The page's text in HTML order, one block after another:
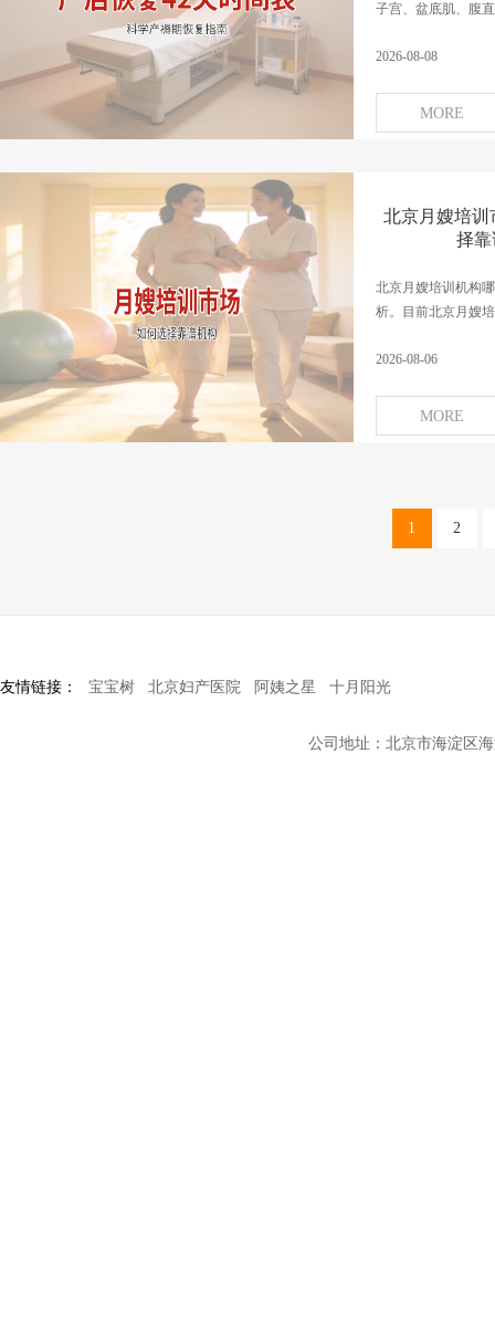
子宫、盆底肌、腹
2026-08-08
MORE
北京月嫂培训
择靠
北京月嫂培训机构
析。目前北京月嫂
2026-08-06
MORE
1 2
友情链接： 宝宝树 北京妇产医院 阿姨之星 十月阳光
公司地址：北京市海淀区